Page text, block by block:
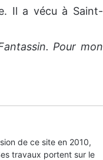
Il a vécu à Saint-
Pour mon
de ce site en 2010,
travaux portent sur le
la Wehrmacht
Bruyère (FMR),